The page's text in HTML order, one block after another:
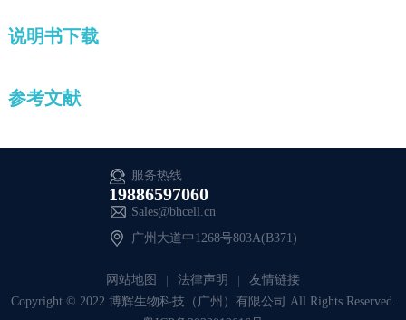
说明书下载
参考文献
服务热线
19886597060
Sales@bhcell.cn
广州大道中1268号803A(B371)
网站地图 法律声明
友情链接
Copyright © 2022 博辉生物科技（广州）有限公司 All Rights Reserved.